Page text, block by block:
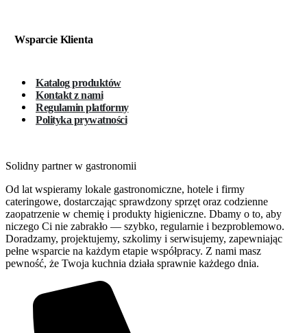
Wsparcie Klienta
Katalog produktów
Kontakt z nami
Regulamin platformy
Polityka prywatności
Solidny partner w gastronomii
Od lat wspieramy lokale gastronomiczne, hotele i firmy
cateringowe, dostarczając sprawdzony sprzęt oraz codzienne
zaopatrzenie w chemię i produkty higieniczne. Dbamy o to, aby
niczego Ci nie zabrakło — szybko, regularnie i bezproblemowo.
Doradzamy, projektujemy, szkolimy i serwisujemy, zapewniając
pełne wsparcie na każdym etapie współpracy. Z nami masz
pewność, że Twoja kuchnia działa sprawnie każdego dnia.